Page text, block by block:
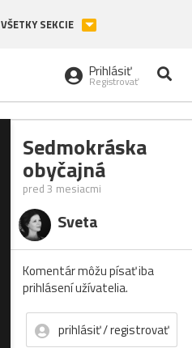
VŠETKY SEKCIE
Prihlásiť
Registrovať
Sedmokráska
obyčajná
pred 3 mesiacmi
Sveta
Komentár môžu písať iba
prihlásení užívatelia.
prihlásiť / registrovať